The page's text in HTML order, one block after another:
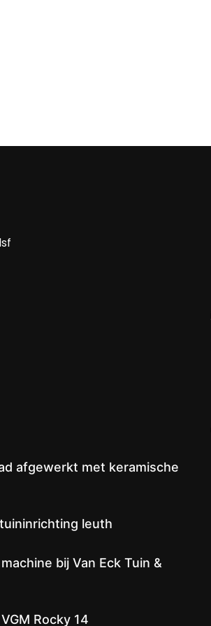
afgewerkt met keramische
leuth
bij Van Eck Tuin &
Rocky 14